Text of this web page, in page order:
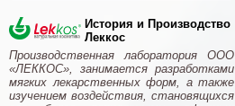
История и Производство
Леккос
Производственная лаборатория ООО
«ЛЕККОС», занимается разработками
мягких лекарственных форм, а также
изучением воздействия, становящихся